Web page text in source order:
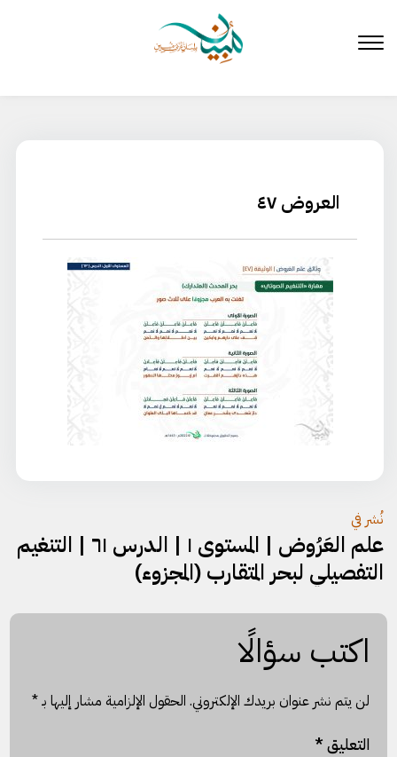
المحتوى
العروض ٤٧
تصفّح
المقالات
نُشر في
علم العَرُوض | المستوى ١ | الدرس ٦١ | التنغيم
التفصيلي لبحر المتقارب (المجزوء)
اكتب سؤالًا
لن يتم نشر عنوان بريدك الإلكتروني. الحقول الإلزامية مشار إليها بـ*
التعليق*